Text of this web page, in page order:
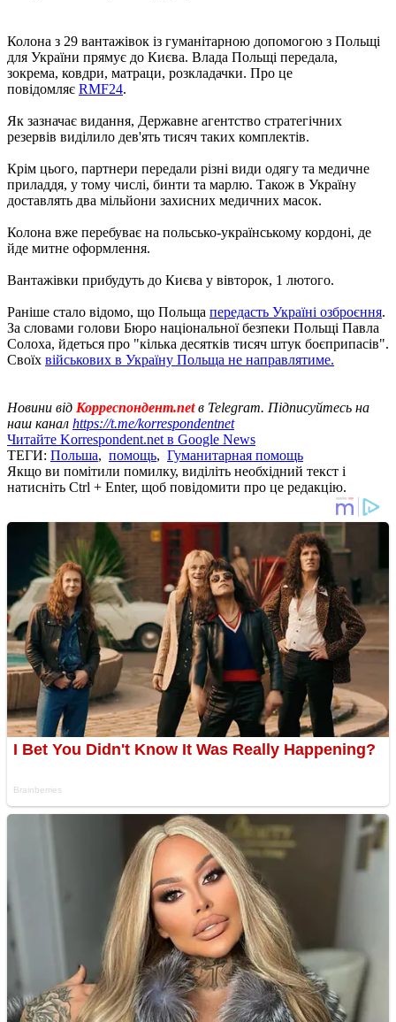
Колона з 29 вантажівок із гуманітарною допомогою з Польщі
для України прямує до Києва. Влада Польщі передала,
зокрема, ковдри, матраци, розкладачки. Про це
повідомляє RMF24.
Як зазначає видання, Державне агентство стратегічних
резервів виділило дев'ять тисяч таких комплектів.
Крім цього, партнери передали різні види одягу та медичне
приладдя, у тому числі, бинти та марлю. Також в Україну
доставлять два мільйони захисних медичних масок.
Колона вже перебуває на польсько-українському кордоні, де
йде митне оформлення.
Вантажівки прибудуть до Києва у вівторок, 1 лютого.
Раніше стало відомо, що Польща передасть Україні озброєння.
За словами голови Бюро національної безпеки Польщі Павла
Солоха, йдеться про "кілька десятків тисяч штук боєприпасів".
Своїх військових в Україну Польща не направлятиме.
Новини від Корреспондент.netв Telegram. Підписуйтесь на
наш канал https://t.me/korrespondentnet
Читайте Korrespondent.net в Google News
ТЕГИ: Польша, помощь, Гуманитарная помощь
Якщо ви помітили помилку, виділіть необхідний текст і
натисніть Ctrl + Enter, щоб повідомити про це редакцію.